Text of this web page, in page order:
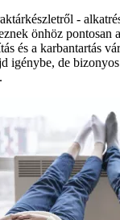
-
önhöz pontosan
és a karbantartás
igénybe, de bizonyos